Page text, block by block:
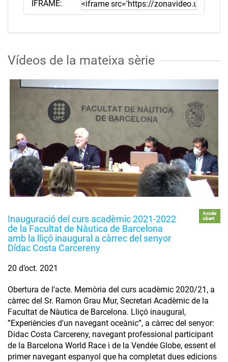
IFRAME:
Vídeos de la mateixa sèrie
Inauguració del curs acadèmic 2021-2022
de la Facultat de Nàutica de Barcelona
amb la lliçó inaugural a càrrec del senyor
Dídac Costa Carcereny
Accés
obert
20 d’oct. 2021
Obertura de l'acte. Memòria del curs acadèmic 2020/21, a
càrrec del Sr. Ramon Grau Mur, Secretari Acadèmic de la
Facultat de Nàutica de Barcelona. Lliçó inaugural,
”Experiències d'un navegant oceànic”, a càrrec del senyor:
Didac Costa Carcereny, navegant professional participant
de la Barcelona World Race i de la Vendée Globe, essent el
primer navegant espanyol que ha completat dues edicions